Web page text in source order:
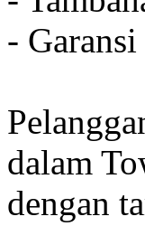
-
dalam
dengan